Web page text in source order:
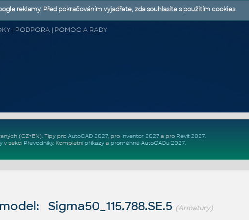
| PODPORA | POMOC A RADY
(CZ+EN). Tipy pro AutoCAD 2027, pro Inventor 2027a pro Revit 2027.
v sekci Převodníky. Kompletní příkazya proměnné AutoCADu 2027.
Sigma50_115.788.SE.5 (Armatury)
reklamy. Před pokračováním vyjadřete, zda souhlasíte s použitím cookies.